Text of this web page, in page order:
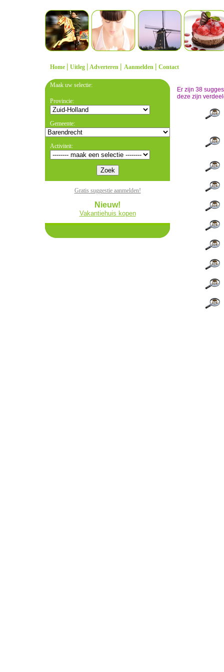
Home | Uitleg | Adverteren | Aanmelden | Contact
Maak uw selectie:
Provincie:
Gemeente:
Activiteit:
Gratis suggestie aanmelden!
Nieuw!
Vakantiehuis kopen
Er zijn 38
deze zijn